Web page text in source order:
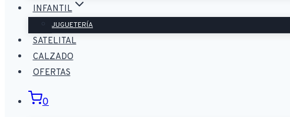
INFANTIL
JUGUETERÍA
SATELITAL
CALZADO
OFERTAS
0